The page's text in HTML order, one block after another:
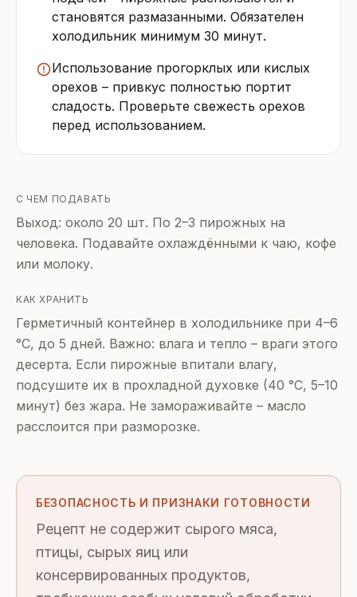
становятся размазанными. Обязателен
холодильник минимум 30 минут.
Использование прогорклых или кислых
орехов – привкус полностью портит
сладость. Проверьте свежесть орехов
перед использованием.
С ЧЕМ ПОДАВАТЬ
Выход: около 20 шт. По 2–3 пирожных на
человека. Подавайте охлаждёнными к чаю, кофе
или молоку.
КАК ХРАНИТЬ
Герметичный контейнер в холодильнике при 4–6
°C, до 5 дней. Важно: влага и тепло – враги этого
десерта. Если пирожные впитали влагу,
подсушите их в прохладной духовке (40 °C, 5–10
минут) без жара. Не замораживайте – масло
расслоится при разморозке.
БЕЗОПАСНОСТЬ И ПРИЗНАКИ ГОТОВНОСТИ
Рецепт не содержит сырого мяса,
птицы, сырых яиц или
консервированных продуктов,